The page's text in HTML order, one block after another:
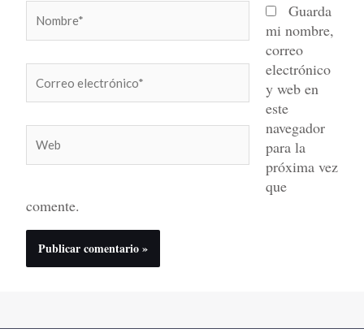
electrónico*
Guarda
mi nombre,
correo
electrónico
y web en
este
navegador
para la
próxima vez
que
comente.